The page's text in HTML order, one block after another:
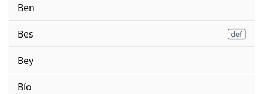
Ben
Bes
Bey
Bío